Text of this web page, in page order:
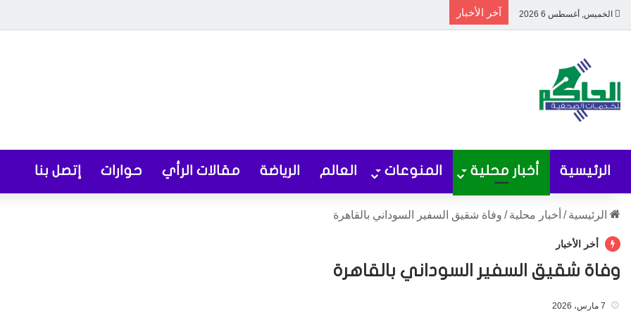
الخميس, أغسطس 6 2026 آخر الأخبار
الرئيسية أخبار محلية المنوعات العالم الرياضة مقالات الرأي حوارات إتصل بنا
الرئيسية / أخبار محلية / وفاة شقيق السفير السوداني بالقاهرة
أخر الأخبار
وفاة شقيق السفير السوداني بالقاهرة
7 مارس، 2026